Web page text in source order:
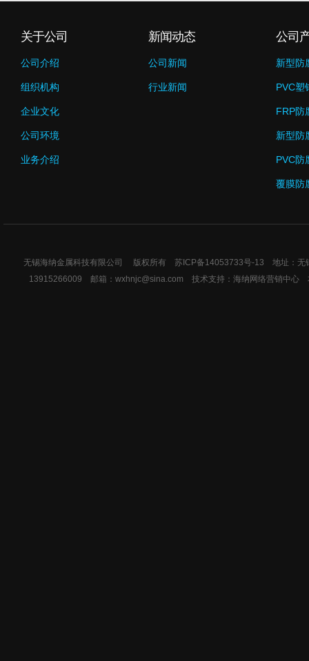
关于公司
公司介绍
组织机构
企业文化
公司环境
业务介绍
新闻动态
公司新闻
行业新闻
公司
新型防
PVC塑
FRP防
新型防
PVC防
覆膜防
无锡海纳金属科技有限公司 版权所有 苏ICP备14053733号-13 地址：无
13915266009 邮箱：wxhnjc@sina.com 技术支持： 海纳网络营销中心